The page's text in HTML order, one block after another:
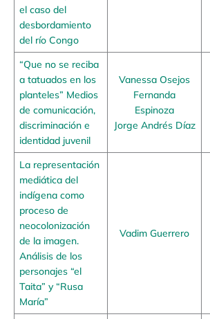
el caso del
desbordamiento
del río Congo
“Que no se reciba
a tatuados en los
planteles” Medios
de comunicación,
discriminación e
identidad juvenil
Vanessa Osejos
Fernanda
Espinoza
Jorge Andrés Díaz
La representación
mediática del
indígena como
proceso de
neocolonización
de la imagen.
Análisis de los
personajes “el
Taita” y “Rusa
María”
Vadim Guerrero